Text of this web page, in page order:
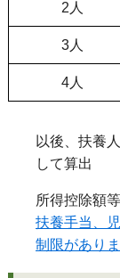
2人
3人
4人
以後、扶養
して算出
所得控除額
扶養手当、
制限がありま